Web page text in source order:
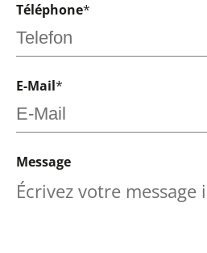
Téléphone*
E-Mail*
Message